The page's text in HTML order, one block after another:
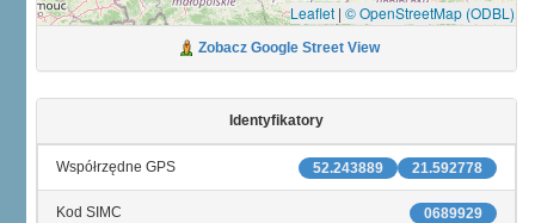
Leaflet | © OpenStreetMap (ODBL)
Zobacz Google Street View
Identyfikatory
21.592778
52.243889
Współrzędne GPS
0689929
Kod SIMC